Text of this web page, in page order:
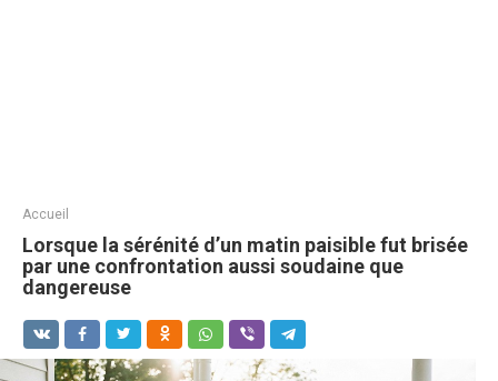
Accueil
Lorsque la sérénité d’un matin paisible fut brisée
par une confrontation aussi soudaine que
dangereuse